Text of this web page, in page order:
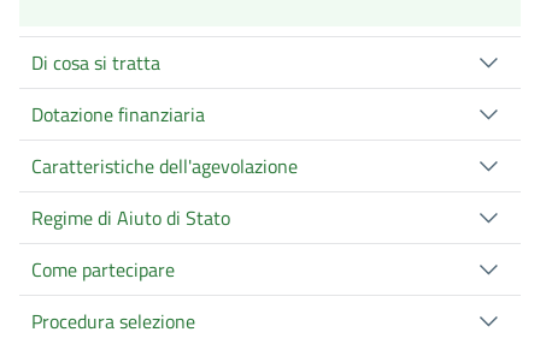
Di cosa si tratta
Dotazione finanziaria
Caratteristiche dell'agevolazione
Regime di Aiuto di Stato
Come partecipare
Procedura selezione